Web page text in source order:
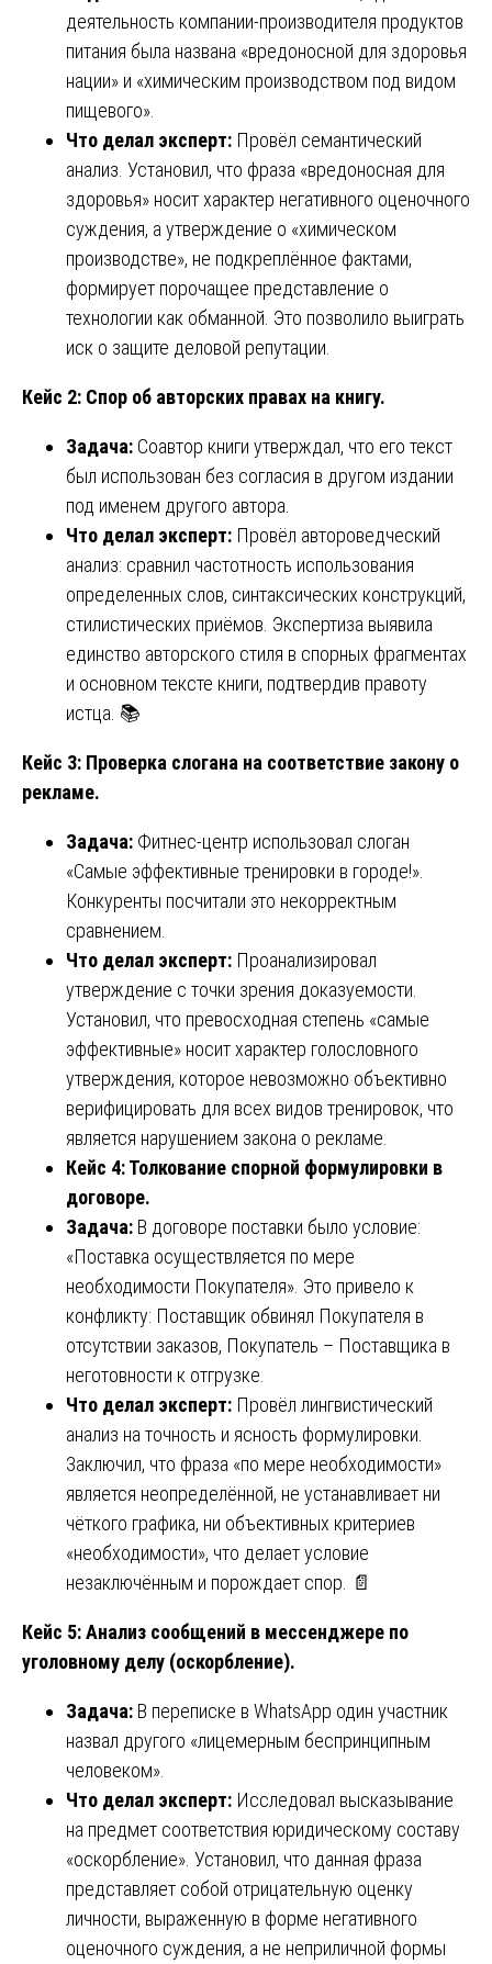
деятельность компании-производителя продуктов
питания была названа «вредоносной для здоровья
нации» и «химическим производством под видом
пищевого».
Что делал эксперт: Провёл семантический
анализ. Установил, что фраза «вредоносная для
здоровья» носит характер негативного оценочного
суждения, а утверждение о «химическом
производстве», не подкреплённое фактами,
формирует порочащее представление о
технологии как обманной. Это позволило выиграть
иск о защите деловой репутации.
Кейс 2: Спор об авторских правах на книгу.
Задача: Соавтор книги утверждал, что его текст
был использован без согласия в другом издании
под именем другого автора.
Что делал эксперт: Провёл автороведческий
анализ: сравнил частотность использования
определенных слов, синтаксических конструкций,
стилистических приёмов. Экспертиза выявила
единство авторского стиля в спорных фрагментах
и основном тексте книги, подтвердив правоту
истца. 📚
Кейс 3: Проверка слогана на соответствие закону о
рекламе.
Задача: Фитнес-центр использовал слоган
«Самые эффективные тренировки в городе!».
Конкуренты посчитали это некорректным
сравнением.
Что делал эксперт: Проанализировал
утверждение с точки зрения доказуемости.
Установил, что превосходная степень «самые
эффективные» носит характер голословного
утверждения, которое невозможно объективно
верифицировать для всех видов тренировок, что
является нарушением закона о рекламе.
Кейс 4: Толкование спорной формулировки в
договоре.
Задача: В договоре поставки было условие:
«Поставка осуществляется по мере
необходимости Покупателя». Это привело к
конфликту: Поставщик обвинял Покупателя в
отсутствии заказов, Покупатель – Поставщика в
неготовности к отгрузке.
Что делал эксперт: Провёл лингвистический
анализ на точность и ясность формулировки.
Заключил, что фраза «по мере необходимости»
является неопределённой, не устанавливает ни
чёткого графика, ни объективных критериев
«необходимости», что делает условие
незаключённым и порождает спор. 📄
Кейс 5: Анализ сообщений в мессенджере по
уголовному делу (оскорбление).
Задача: В переписке в WhatsApp один участник
назвал другого «лицемерным беспринципным
человеком».
Что делал эксперт: Исследовал высказывание
на предмет соответствия юридическому составу
«оскорбление». Установил, что данная фраза
представляет собой отрицательную оценку
личности, выраженную в форме негативного
оценочного суждения, а не неприличной формы